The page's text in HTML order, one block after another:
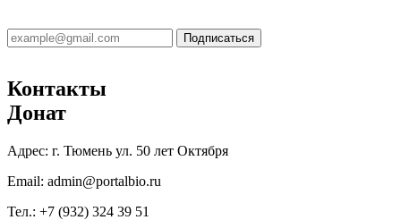
Подписаться
Контакты
Донат
Адрес: г. Тюмень ул. 50 лет Октября
Email: admin@portalbio.ru
Тел.: +7 (932) 324 39 51